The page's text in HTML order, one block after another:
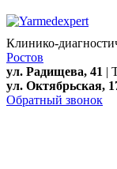
Клинико-
Ростов
ул. Радищева, 41 |
ул. Октябрьская,
Обратный звонок